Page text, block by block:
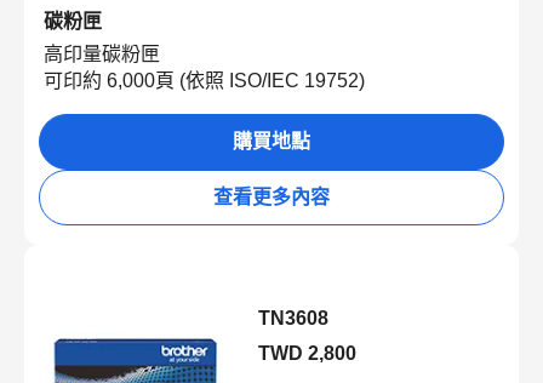
碳粉匣
高印量碳粉匣
可印約 6,000頁 (依照 ISO/IEC 19752)
購買地點
查看更多內容
TN3608
TWD 2,800